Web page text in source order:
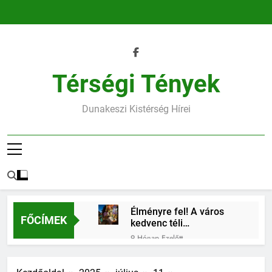
Térségi Tények
Dunakeszi Kistérség Hírei
FŐCÍMEK
Élményre fel! A város
kedvenc téli
találkozóhelye vár rád
9 Hónap Ezelőtt
9 Hónap Ezelőtt